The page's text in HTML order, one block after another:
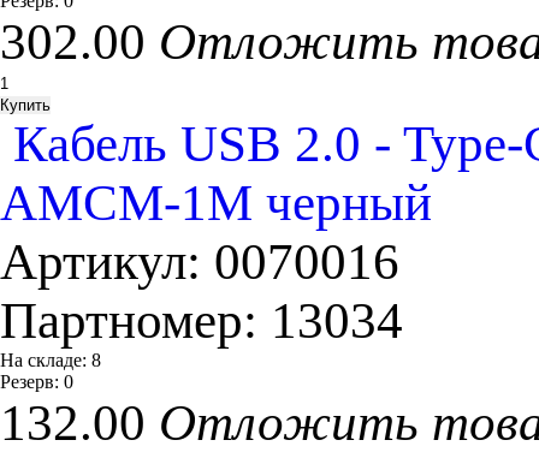
302.00 Отложить
Кабель USB 2.0 -
AMCM-1M черный
Артикул: 0070016
Партномер: 13034
На складе: 8
Резерв: 0
132.00 Отложить